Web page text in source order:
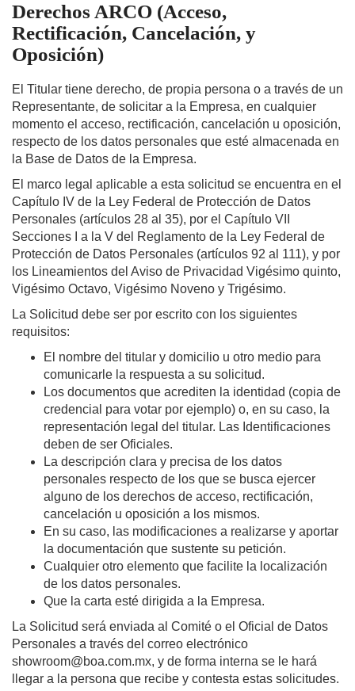
Derechos ARCO (Acceso,
Rectificación, Cancelación, y
Oposición)
El Titular tiene derecho, de propia persona o a través de un
Representante, de solicitar a la Empresa, en cualquier
momento el acceso, rectificación, cancelación u oposición,
respecto de los datos personales que esté almacenada en
la Base de Datos de la Empresa.
El marco legal aplicable a esta solicitud se encuentra en el
Capítulo IV de la Ley Federal de Protección de Datos
Personales (artículos 28 al 35), por el Capítulo VII
Secciones I a la V del Reglamento de la Ley Federal de
Protección de Datos Personales (artículos 92 al 111), y por
los Lineamientos del Aviso de Privacidad Vigésimo quinto,
Vigésimo Octavo, Vigésimo Noveno y Trigésimo.
La Solicitud debe ser por escrito con los siguientes
requisitos:
El nombre del titular y domicilio u otro medio para
comunicarle la respuesta a su solicitud.
Los documentos que acrediten la identidad (copia de
credencial para votar por ejemplo) o, en su caso, la
representación legal del titular. Las Identificaciones
deben de ser Oficiales.
La descripción clara y precisa de los datos
personales respecto de los que se busca ejercer
alguno de los derechos de acceso, rectificación,
cancelación u oposición a los mismos.
En su caso, las modificaciones a realizarse y aportar
la documentación que sustente su petición.
Cualquier otro elemento que facilite la localización
de los datos personales.
Que la carta esté dirigida a la Empresa.
La Solicitud será enviada al Comité o el Oficial de Datos
Personales a través del correo electrónico
showroom@boa.com.mx, y de forma interna se le hará
llegar a la persona que recibe y contesta estas solicitudes.